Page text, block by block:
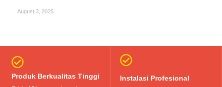
August 3, 2025
Produk Berkualitas Tinggi Instalasi Profesional